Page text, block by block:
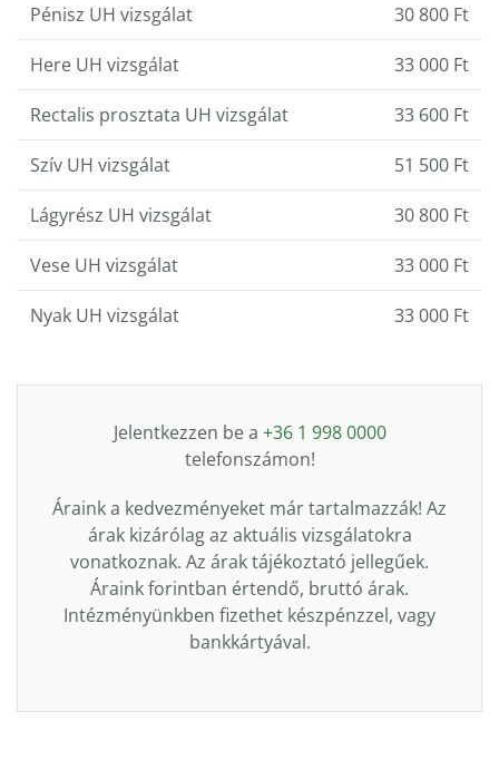
Pénisz UH vizsgálat 30 800 Ft
Here UH vizsgálat 33 000 Ft
Rectalis prosztata UH vizsgálat 33 600 Ft
Szív UH vizsgálat 51 500 Ft
Lágyrész UH vizsgálat 30 800 Ft
Vese UH vizsgálat 33 000 Ft
Nyak UH vizsgálat 33 000 Ft
Jelentkezzen be a +36 1 998 0000
telefonszámon!
Áraink a kedvezményeket már tartalmazzák! Az
árak kizárólag az aktuális vizsgálatokra
vonatkoznak. Az árak tájékoztató jellegűek.
Áraink forintban értendő, bruttó árak.
Intézményünkben fizethet készpénzzel, vagy
bankkártyával.